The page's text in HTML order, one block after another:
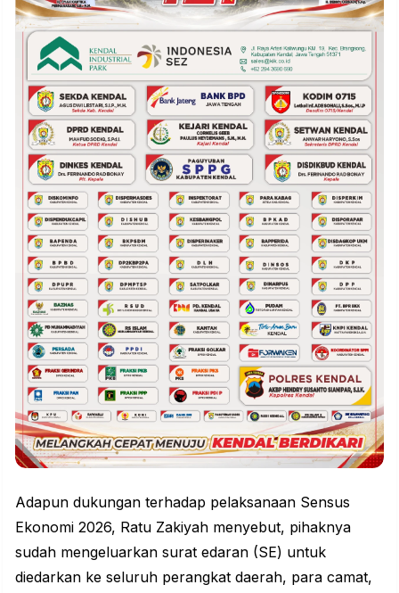
Adapun dukungan terhadap pelaksanaan Sensus
Ekonomi 2026, Ratu Zakiyah menyebut, pihaknya
sudah mengeluarkan surat edaran (SE) untuk
diedarkan ke seluruh perangkat daerah, para camat,